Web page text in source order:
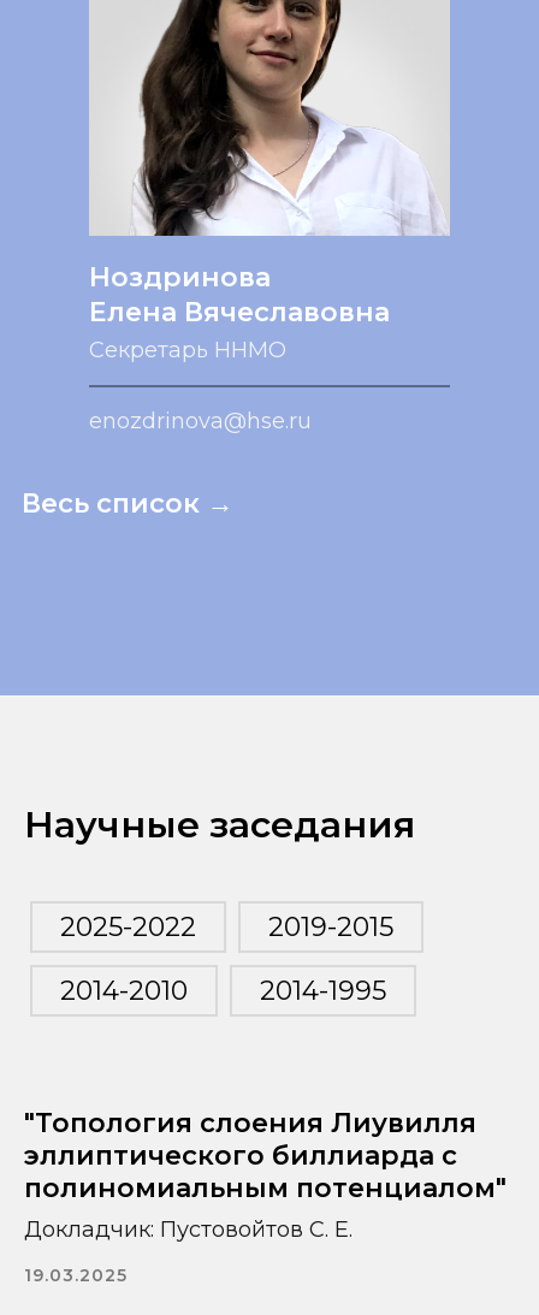
Ноздринова
Елена Вячеславовна
Секретарь ННМО
enozdrinova@hse.ru
Весь список →
Научные заседания
2025-2022
2019-2015
2014-2010
2014-1995
"Топология слоения Лиувилля
эллиптического биллиарда с
полиномиальным потенциалом"
Докладчик: Пустовойтов С. Е.
19.03.2025